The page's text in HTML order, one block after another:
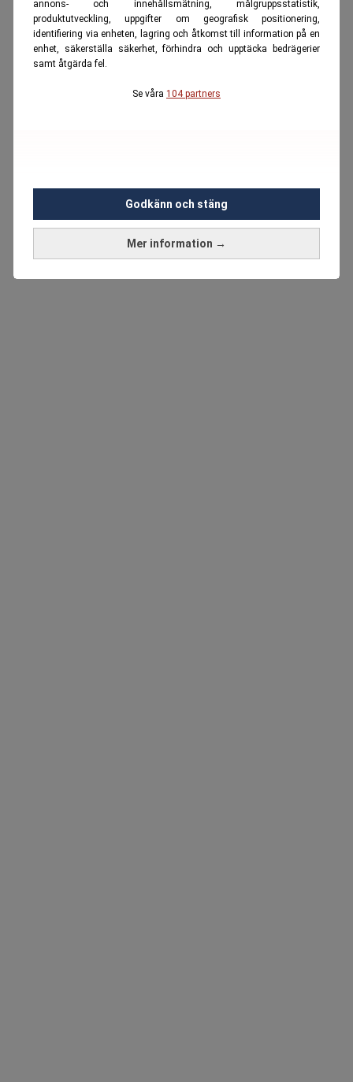
annons- och innehållsmätning, målgruppsstatistik,
produktutveckling, uppgifter om geografisk positionering,
identifiering via enheten, lagring och åtkomst till information på en
enhet, säkerställa säkerhet, förhindra och upptäcka bedrägerier
samt åtgärda fel.
Se våra 104 partners
Mer information →
Godkänn och stäng